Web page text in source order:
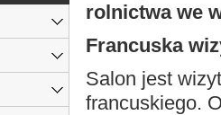
rolnictwa we
Francuska
Salon jest
francuskiego.